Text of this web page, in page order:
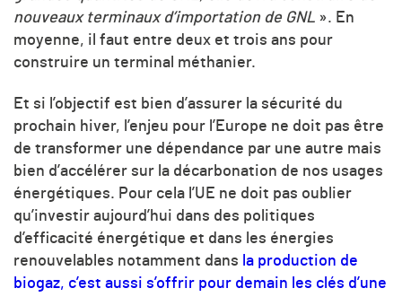
nouveaux terminaux d’importation de GNL ». En
moyenne, il faut entre deux et trois ans pour
construire un terminal méthanier.
Et si l’objectif est bien d’assurer la sécurité du
prochain hiver, l’enjeu pour l’Europe ne doit pas être
de transformer une dépendance par une autre mais
bien d’accélérer sur la décarbonation de nos usages
énergétiques. Pour cela l’UE ne doit pas oublier
qu’investir aujourd’hui dans des politiques
d’efficacité énergétique et dans les énergies
renouvelables notamment dans la production de
biogaz, c’est aussi s’offrir pour demain les clés d’une